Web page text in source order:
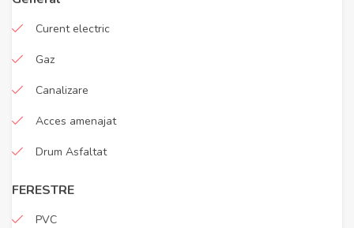
Curent electric
Gaz
Canalizare
Acces amenajat
Drum Asfaltat
FERESTRE
PVC